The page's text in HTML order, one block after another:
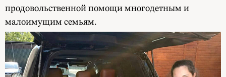
продовольственной помощи многодетным и
малоимущим семьям.